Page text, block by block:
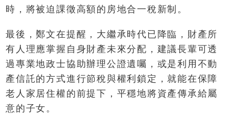
時，將被迫課徵高額的房地合一稅新制。
最後，鄭文在提醒，大繼承時代已降臨，財產所
有人理應掌握自身財產未來分配，建議長輩可透
過專業地政士協助辦理公證遺囑，或是利用不動
產信託的方式進行節稅與權利鎖定，就能在保障
老人家居住權的前提下，平穩地將資產傳承給屬
意的子女。